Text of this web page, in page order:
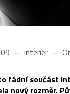
interiér
fádní součást
nový rozměr.